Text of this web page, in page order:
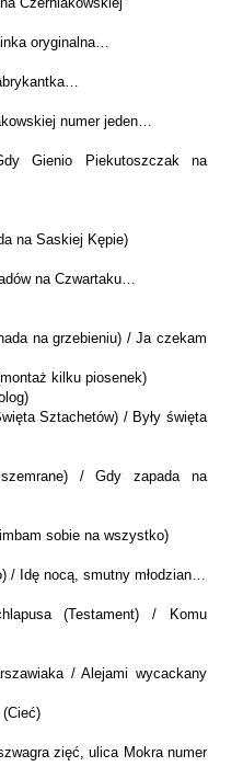
oryginalna…
numer jeden…
Gienio Piekutoszczak na
na Saskiej Kępie)
na Czwartaku…
na grzebieniu) / Ja czekam
kilku piosenek)
Sztachetów) / Były święta
/ Gdy zapada na
sobie na wszystko)
/ Idę nocą, smutny młodzian…
(Testament) / Komu
/ Alejami wycackany
zięć, ulica Mokra numer